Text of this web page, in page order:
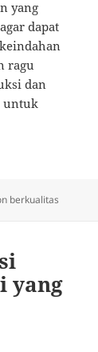
yang
dapat
ragu
dan
untuk
berkualitas
yang